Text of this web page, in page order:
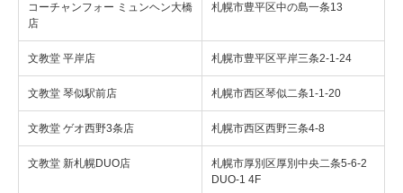
コーチャンフォー ミュンヘン大橋
店
札幌市豊平区中の島一条13
文教堂 平岸店 札幌市豊平区平岸三条2-1-24
文教堂 琴似駅前店 札幌市西区琴似二条1-1-20
文教堂 ゲオ西野3条店 札幌市西区西野三条4-8
文教堂 新札幌DUO店
札幌市厚別区厚別中央二条5-6-2
DUO-1 4F